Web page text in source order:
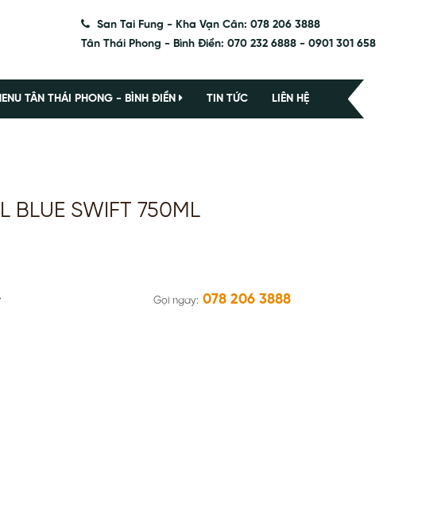
San Tai Fung - Kha Vạn Cân: 078 206 3888
Tân Thái Phong - Bình Điền: 070 232 6888 - 0901 301 658
TÂN THÁI PHONG - BÌNH ĐIỀN TIN TỨC LIÊN HỆ
BLUE SWIFT 750ML
Gọi ngay: 078 206 3888